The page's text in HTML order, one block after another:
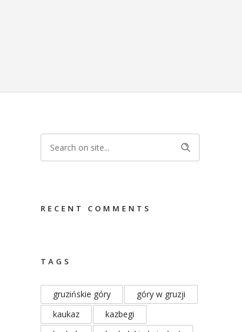
RECENT COMMENTS
TAGS
gruzińskie góry
góry w gruzji
kaukaz
kazbegi